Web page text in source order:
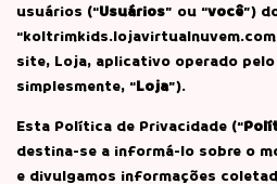
usuários (“Usuários” ou “você”)
site, Loja, aplicativo operado
simplesmente, “Loja”).
Esta Política de Privacidade (“
destina-se a informá-lo sobre o
e divulgamos informações